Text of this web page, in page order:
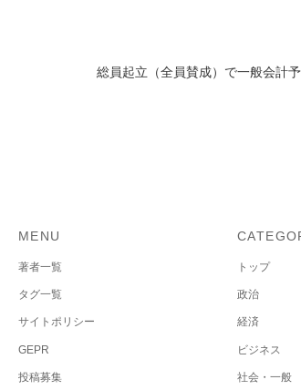
総員起立（全員賛成）で一般会計予
MENU
著者一覧
タグ一覧
サイトポリシー
GEPR
投稿募集
トップ
政治
経済
ビジネス
社会・一般